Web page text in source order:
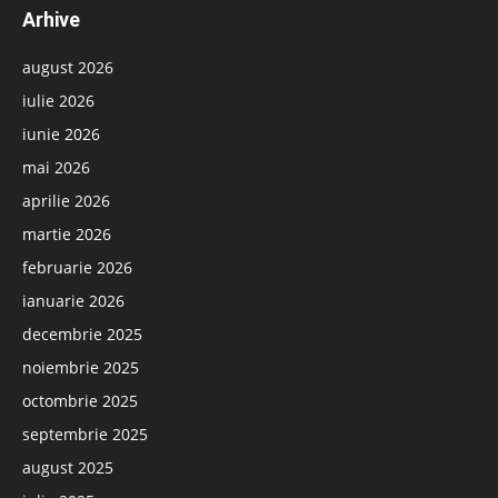
Arhive
august 2026
iulie 2026
iunie 2026
mai 2026
aprilie 2026
martie 2026
februarie 2026
ianuarie 2026
decembrie 2025
noiembrie 2025
octombrie 2025
septembrie 2025
august 2025